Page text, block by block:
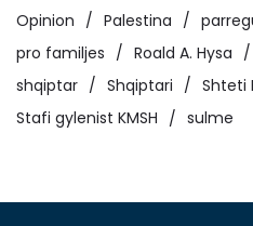
Opinion
Palestina
pro familjes
Roald A. Hysa
shqiptar
Shqiptari
Shteti
Stafi gylenist KMSH
sulme